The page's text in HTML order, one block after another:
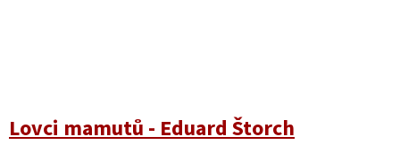
Lovci mamutů - Eduard Štorch